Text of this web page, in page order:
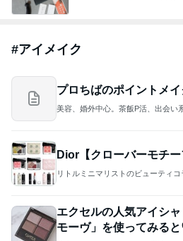
#アイメイク
プロちばのポイントメ
美容、婚外中心。茶飯P活、出会い
Dior【クローバーモチー
リトルミニマリストのビューティコ
エクセルの人気アイシ
モーヴ」を使ってみる